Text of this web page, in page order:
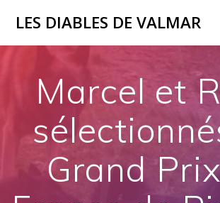
au
LES DIABLES DE VALMAR
Marcel et
Grand